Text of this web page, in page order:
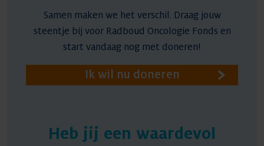
Samen maken we het verschil. Draag jouw
steentje bij voor Radboud Oncologie Fonds en
start vandaag nog met doneren!
Ik wil nu doneren
Heb jij een waardevol